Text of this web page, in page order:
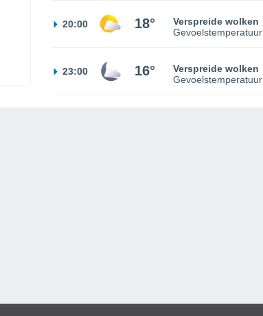
20:00 18°
Verspreide wolken
Gevoelstemperatuur
23:00 16°
Verspreide wolken
Gevoelstemperatuur